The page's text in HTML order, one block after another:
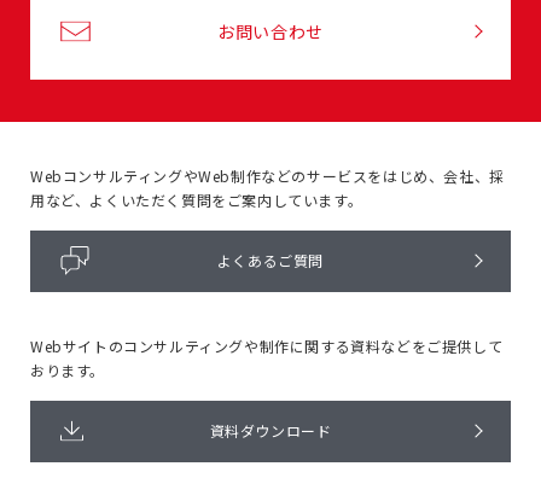
お問い合わせ
WebコンサルティングやWeb制作などのサービスをはじめ、会社、採
用など、よくいただく質問をご案内しています。
よくあるご質問
Webサイトのコンサルティングや制作に関する資料などをご提供して
おります。
資料ダウンロード